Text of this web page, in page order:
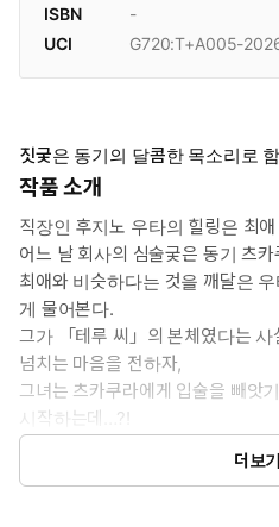
ISBN
-
UCI
G720:T+A005-
짓궂은 동기의 달콤한 목소리로
작품 소개
직장인 후지노 우타의 힐링은 최
어느 날 회사의 심술궂은 동기 츠
최애와 비슷하다는 것을 깨달은
게 물어본다.
그가 「테루 씨」의 본체였다는
넘치는 마음을 전하자,
그녀는 츠카쿠라에게 입술을 빼앗
시작하는데…?!
최애와 몸의 관계라니 이런 건 안
좋아하는 그의 목소리에 그녀는
더보기